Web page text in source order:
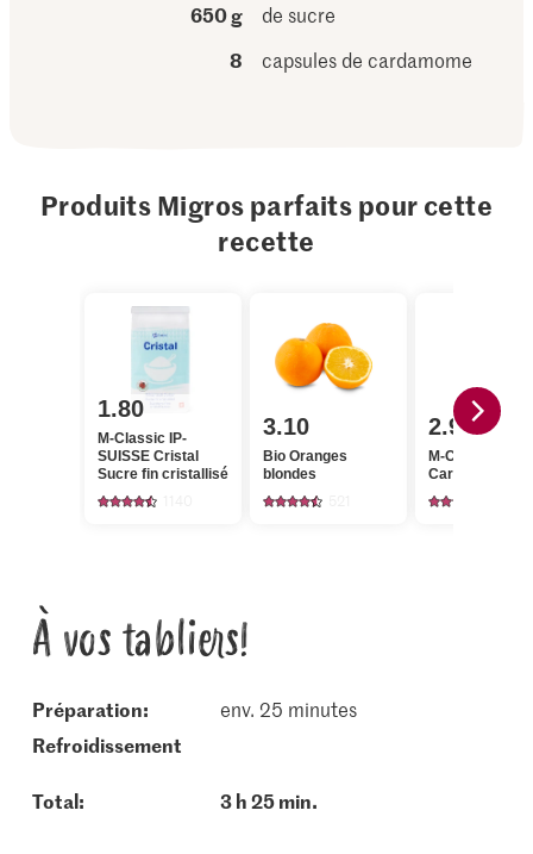
650 g
de sucre
8
capsules de cardamome
Produits Migros parfaits pour cette
recette
1.80
M-Classic IP-
SUISSE Cristal
Sucre fin cristallisé
3.10
Bio Oranges
blondes
2.95
M-Classic
Cardamome
À vos tabliers!
Préparation:
env. 25 minutes
refroidissement
Total: 3 h 25 min.